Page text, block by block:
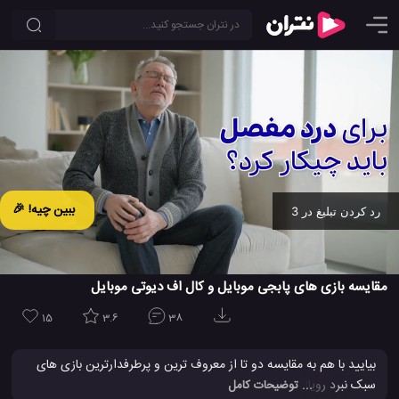
ببین چیه! 🎉 رد کردن تبلیغ در 2
Ad -
مقایسه بازی های پابجی موبایل و کال اف دیوتی موبایل
15 3.6 38
بیایید با هم به مقایسه دو تا از معروف ترین و پرطرفدارترین بازی های
سبک نبرد رویال یا سبک بقاء و زنده ماندن تا آخرین نفر، برای گوشی های
... توضیحات کامل